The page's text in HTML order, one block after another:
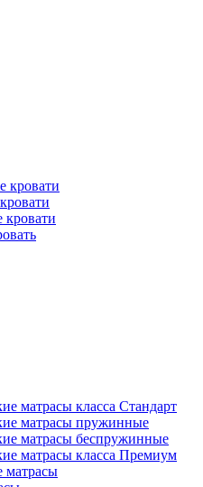
кровати
кровати
матрасы класса Стандарт
матрасы пружинные
матрасы беспружинные
матрасы класса Премиум
матрасы